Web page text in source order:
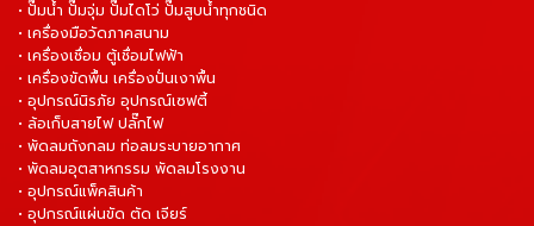
• ปั๊มน้ำ ปั๊มจุ่ม ปั๊มไดโว่ ปั๊มสูบน้ำทุกชนิด
• เครื่องมือวัดภาคสนาม
• เครื่องเชื่อม ตู้เชื่อมไฟฟ้า
• เครื่องขัดพื้น เครื่องปั่นเงาพื้น
• อุปกรณ์นิรภัย อุปกรณ์เซฟตี้
• ล้อเก็บสายไฟ ปลั๊กไฟ
• พัดลมถังกลม ท่อลมระบายอากาศ
• พัดลมอุตสาหกรรม พัดลมโรงงาน
• อุปกรณ์แพ็คสินค้า
• อุปกรณ์แผ่นขัด ตัด เจียร์